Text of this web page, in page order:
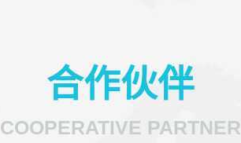
合作伙伴
COOPERATIVE PARTNER